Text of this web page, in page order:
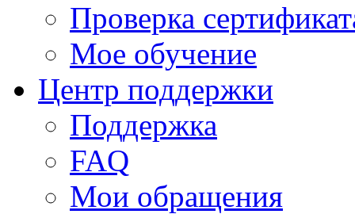
Проверка
Мое обучение
Центр поддержки
Поддержка
FAQ
Мои обращения